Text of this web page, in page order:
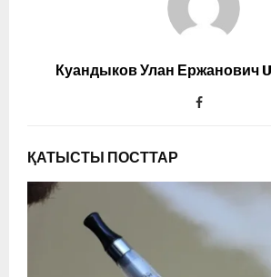
Куандыков Улан Ержанович
ҚАТЫСТЫ ПОСТТАР